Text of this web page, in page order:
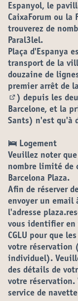
Espanyol, le
CaixaForum ou la
trouverez de
Paral3lel.
Plaça d'Espanya
transport de la
douzaine de
premier arrêt de
(S'ouvre dans un
) depuis les
Barcelone, et la
Sants) n'est qu'à
🛌 Logement
Veuillez noter
nombre limité de
Barcelona Plaza.
Afin de réserver
envoyer un email
l'adresse
vous identifier en
CGLU pour que
votre réservation
individuel).
des détails de
votre
service de